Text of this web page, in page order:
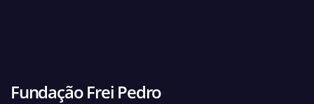
Fundação Frei Pedro